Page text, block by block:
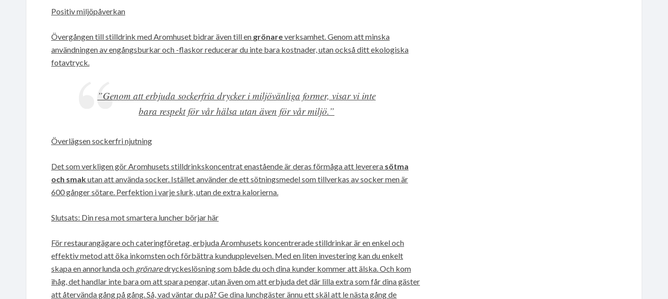
Positiv miljöpåverkan
Övergången till stilldrink med Aromhuset bidrar även till en grönareverksamhet. Genom att minska
användningen av engångsburkar och -flaskor reducerar du inte bara kostnader, utan också ditt ekologiska
fotavtryck.
”Genom att erbjuda sockerfria drycker i miljövänliga former, visar vi inte
bara respekt för vår hälsa utan även för vår miljö.”
Överlägsen sockerfri njutning
Det som verkligen gör Aromhusets stilldrinkskoncentrat enastående är deras förmåga att leverera sötma
och smakutan att använda socker. Istället använder de ett sötningsmedel som tillverkas av socker men är
600 gånger sötare. Perfektion i varje slurk, utan de extra kalorierna.
Slutsats: Din resa mot smartera luncher börjar här
För restaurangägare och cateringföretag, erbjuda Aromhusets koncentrerade stilldrinkar är en enkel och
effektiv metod att öka inkomsten och förbättra kundupplevelsen. Med en liten investering kan du enkelt
skapa en annorlunda och grönaredryckeslösning som både du och dina kunder kommer att älska. Och kom
ihåg, det handlar inte bara om att spara pengar, utan även om att erbjuda det där lilla extra som får dina gäster
att återvända gång på gång. Så, vad väntar du på? Ge dina lunchgäster ännu ett skäl att le nästa gång de